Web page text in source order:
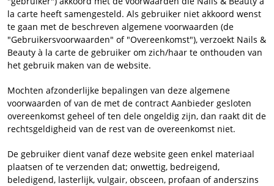
la carte heeft samengesteld. Als gebruiker niet akkoord wenst
te gaan met de beschreven algemene voorwaarden (de
"Gebruikersvoorwaarden" of "Overeenkomst"), verzoekt Nails &
Beauty à la carte de gebruiker om zich/haar te onthouden van
het gebruik maken van de website.
Mochten afzonderlijke bepalingen van deze algemene
voorwaarden of van de met de contract Aanbieder gesloten
overeenkomst geheel of ten dele ongeldig zijn, dan raakt dit de
rechtsgeldigheid van de rest van de overeenkomst niet.
De gebruiker dient vanaf deze website geen enkel materiaal
plaatsen of te verzenden dat; onwettig, bedreigend,
beledigend, lasterlijk, vulgair, obsceen, profaan of anderszins